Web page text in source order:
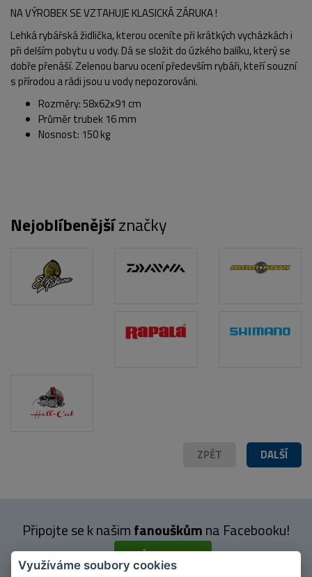
POPIS PRODUKTU FOTO (2)
NA VÝROBEK SE VZTAHUJE KLASICKÁ ZÁRUKA !
Lehká rybářská židlička, kterou oceníte při krátkých vycházkách i
při delším pobytu u vody. Dá se složit do úzkého balíku, který se
dobře přenáší. Zelenou barvu ocení především rybáři, kteří souzní
s přírodou a rádi jsou u vody nepozorováni.
Rozměry: 58x62x91 cm
Průměr trubek 16 mm
Nosnost: 150 kg
Nejoblíbenějšíznačky
DALŠÍ
ZPĚT
Připojte se k našimfanouškůmna Facebooku!
PŘIPOJIT SE
Využíváme soubory cookies